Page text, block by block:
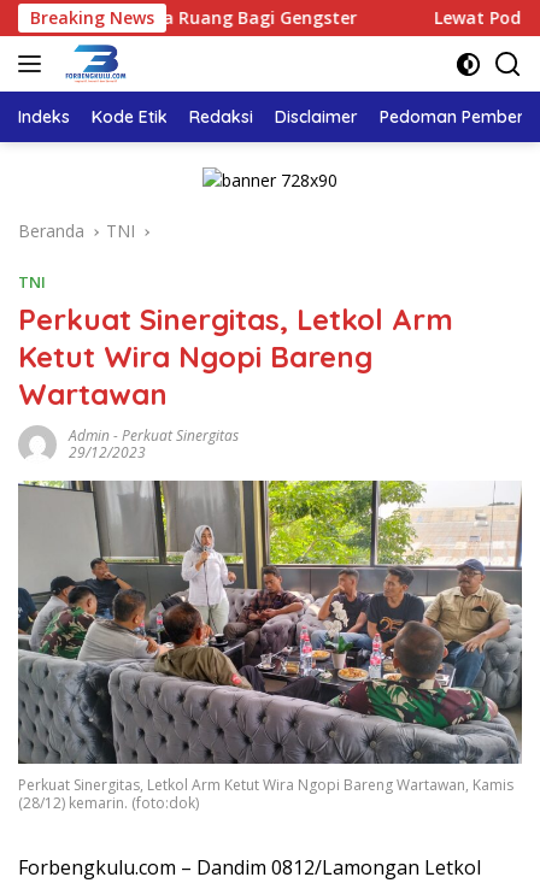
Langsung
ke
konten
Breaking News
Ada Ruang Bagi Gengster Lewat Podcast Tribun
Indeks Kode Etik Redaksi Disclaimer Pedoman
Beranda TNI
TNI
Perkuat Sinergitas, Letkol Arm
Ketut Wira Ngopi Bareng
Wartawan
Admin-Perkuat Sinergitas
29/12/2023
Perkuat Sinergitas, Letkol Arm Ketut Wira Ngopi Bareng Wartawan, Kamis
(28/12) kemarin. (foto:dok)
Forbengkulu.com – Dandim 0812/Lamongan Letkol